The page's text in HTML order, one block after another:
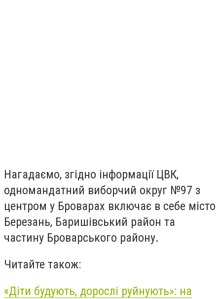
Нагадаємо, згідно інформації ЦВК,
одномандатний виборчий округ №97 з
центром у Броварах включає в себе місто
Березань, Баришівський район та
частину Броварського району.
Читайте також:
«Діти будують, дорослі руйнують»: на